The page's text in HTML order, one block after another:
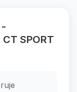
SPORT